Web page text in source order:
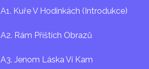
A1. Kuře V Hodinkách (Introdukce)
A2. Rám Příštích Obrazů
A3. Jenom Láska Ví Kam